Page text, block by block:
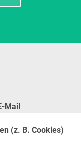
Mail
(z. B. Cookies)